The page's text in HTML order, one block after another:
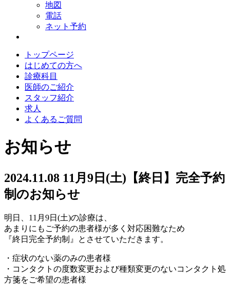
地図
電話
ネット予約
トップページ
はじめての方へ
診療科目
医師のご紹介
スタッフ紹介
求人
よくあるご質問
お知らせ
2024.11.08 11月9日(土)【終日】完全予約
制のお知らせ
明日、11月9日(土)の診療は、
あまりにもご予約の患者様が多く対応困難なため
『終日完全予約制』とさせていただきます。
・症状のない薬のみの患者様
・コンタクトの度数変更および種類変更のないコンタクト処
方箋をご希望の患者様